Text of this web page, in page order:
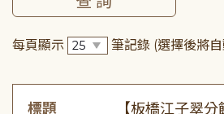
每頁顯示 筆記錄 (選擇後將
標題
【板橋江子翠